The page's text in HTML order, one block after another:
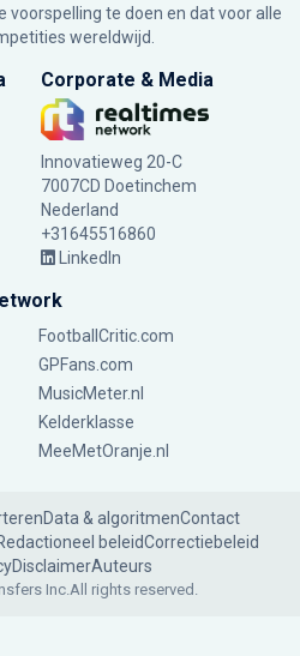
te doen en dat voor alle
wereldwijd.
Corporate & Media
Innovatieweg 20-C
7007CD Doetinchem
Nederland
+31645516860
LinkedIn
FootballCritic.com
GPFans.com
MusicMeter.nl
Kelderklasse
MeeMetOranje.nl
Data & algoritmenContact
beleidCorrectiebeleid
DisclaimerAuteurs
Inc.All rights reserved.